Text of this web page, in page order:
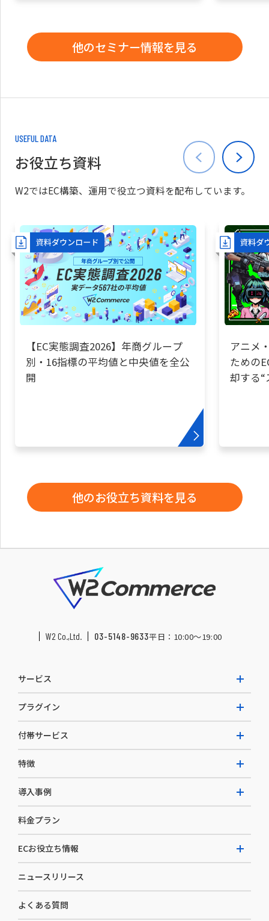
他のセミナー情報を見る
USEFUL DATA
お役立ち資料
W2ではEC構築、運用で役立つ資料を配布しています。
【EC実態調査2026】年商グループ
別・16指標の平均値と中央値を全公
開
アニメ
ための
却する
他のお役立ち資料を見る
W2 Co.,Ltd. 03-5148-9633平日：10:00〜19:00
サービス
W2 Commerce Repeat
W2 Commerce BtoB
W2 Commerce Asia
プラグイン
AI buddy
付帯サービス
EC運用構築支援・運用支援
カスタマーサクセス
セキュリティ
デザイン制作
コンサルティング
特徴
選ばれる理由
開発体制
導入事例
導入企業一覧
料金プラン
ECお役立ち情報
お役立ち資料
ニュースリリース
よくある質問